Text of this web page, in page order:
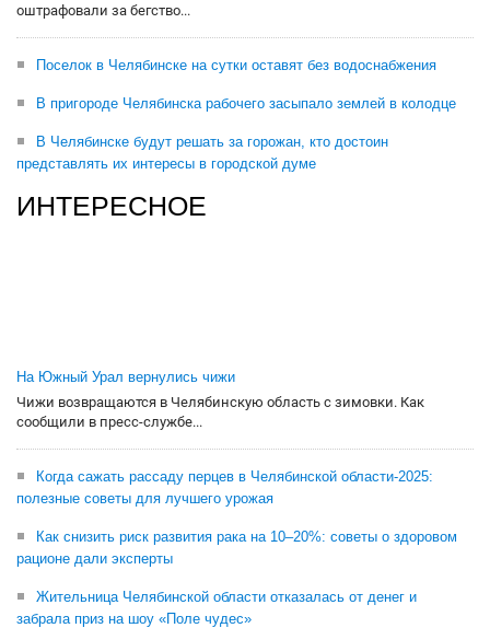
оштрафовали за бегство...
Поселок в Челябинске на сутки оставят без водоснабжения
В пригороде Челябинска рабочего засыпало землей в колодце
В Челябинске будут решать за горожан, кто достоин
представлять их интересы в городской думе
ИНТЕРЕСНОЕ
На Южный Урал вернулись чижи
Чижи возвращаются в Челябинскую область с зимовки. Как
сообщили в пресс-службе...
Когда сажать рассаду перцев в Челябинской области-2025:
полезные советы для лучшего урожая
Как снизить риск развития рака на 10–20%: советы о здоровом
рационе дали эксперты
Жительница Челябинской области отказалась от денег и
забрала приз на шоу «Поле чудес»